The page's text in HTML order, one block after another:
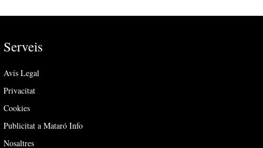
Serveis
Avís Legal
Privacitat
Cookies
Publicitat a Mataró Info
Nosaltres